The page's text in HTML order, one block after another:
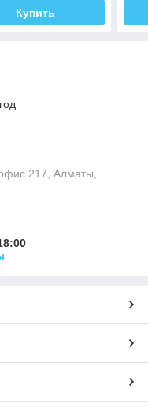
Купить
217, Алматы,